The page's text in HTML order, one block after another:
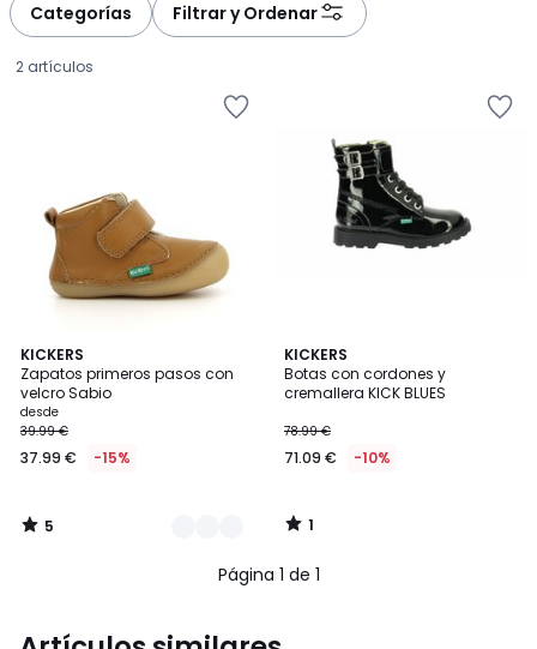
Categorías Filtrar y Ordenar
2 artículos
KICKERS
Zapatos primeros pasos con
velcro Sabio
Precio
a
partir
37.99
€
39.99
desde
39.99 €
37.99 € -15%
5
/
5
2
Colores
5
/
KICKERS
Botas con cordones y
cremallera KICK BLUES
78.99 €
71.09 € -10%
1
/
5
1
/
Página 1 de 1